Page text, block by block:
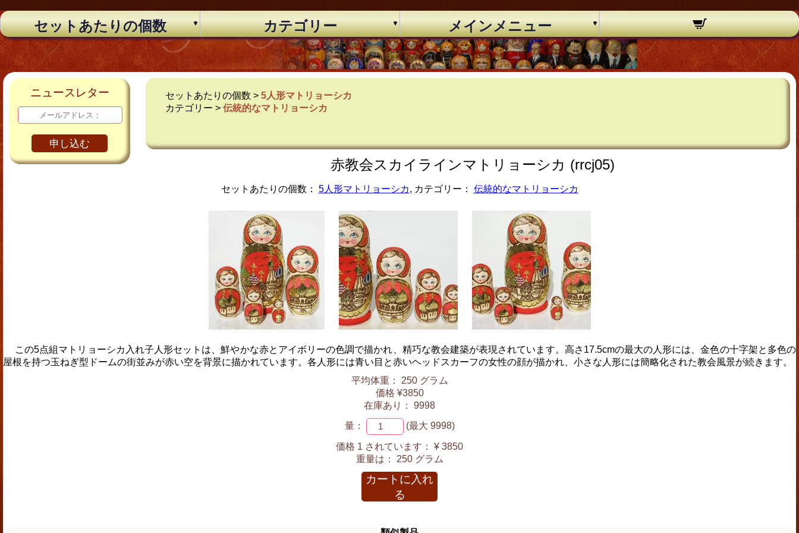
セットあたりの個数 カテゴリー メインメニュー
ニュースレター
申し込む
セットあたりの個数 >5人形マトリョーシカ
カテゴリー >伝統的なマトリョーシカ
赤教会スカイラインマトリョーシカ (rrcj05)
セットあたりの個数： 5人形マトリョーシカ, カテゴリー： 伝統的なマトリョーシカ
この5点組マトリョーシカ入れ子人形セットは、鮮やかな赤とアイボリーの色調で描かれ、精巧な教会建築が表現されています。高さ17.5cmの最大の人形には、金色の十字架と多色の
屋根を持つ玉ねぎ型ドームの街並みが赤い空を背景に描かれています。各人形には青い目と赤いヘッドスカーフの女性の顔が描かれ、小さな人形には簡略化された教会風景が続きます。
平均体重： 250 グラム
価格 ¥3850
在庫あり： 9998
量： (最大 9998)
価格 1 されています：
¥ 3850
重量は： 250 グラム
カートに入れ
る